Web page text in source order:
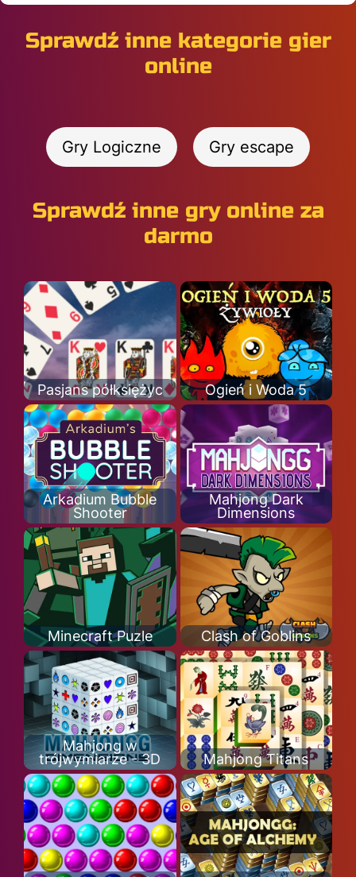
Sprawdź inne kategorie gier
online
Gry Logiczne Gry escape
Sprawdź inne gry online za
darmo
Pasjans półksiężyc Ogień i Woda 5
Arkadium Bubble
Shooter
Mahjong Dark
Dimensions
Minecraft Puzle Clash of Goblins
Mahjong w
trójwymiarze - 3D
Mahjong Titans